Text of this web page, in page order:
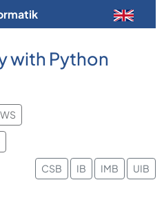
with Python
CSB IB IMB UIB